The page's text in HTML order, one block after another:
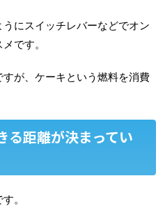
にスイッチレバーなどでオン
です。
が、ケーキという燃料を消費
る距離が決まってい
。